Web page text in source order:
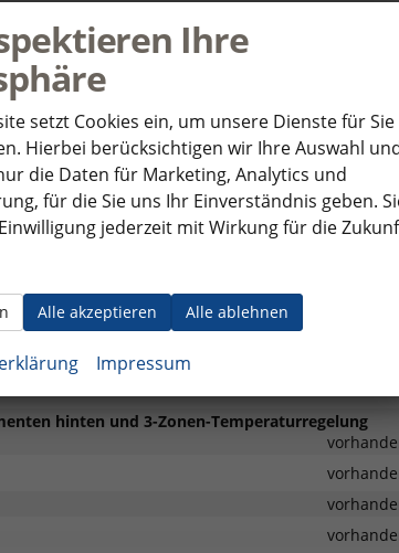
25.02.2026
hinten und 3-Zonen-Temperaturregelung
Ihre
setzt Cookies ein, um unsere Dienste für Sie
Hierbei berücksichtigen wir Ihre Auswahl
die Daten für Marketing, Analytics und
für die Sie uns Ihr Einverständnis geben.
jederzeit mit Wirkung für die
Alle akzeptieren Alle ablehnen
Impressum